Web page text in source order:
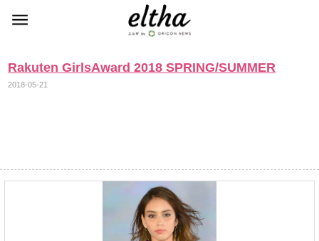
Rakuten GirlsAward 2018 SPRING/SUMMER
2018-05-21